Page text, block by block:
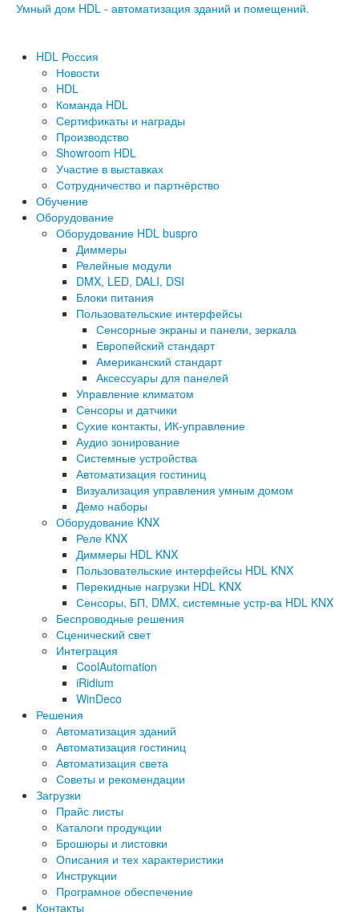
Умный дом HDL - автоматизация зданий и помещений.
HDL Россия
Новости
HDL
Команда HDL
Сертификаты и награды
Производство
Showroom HDL
Участие в выставках
Сотрудничество и партнёрство
Обучение
Оборудование
Оборудование HDL buspro
Диммеры
Релейные модули
DMX, LED, DALI, DSI
Блоки питания
Пользовательские интерфейсы
Сенсорные экраны и панели, зеркала
Европейский стандарт
Американский стандарт
Аксессуары для панелей
Управление климатом
Сенсоры и датчики
Сухие контакты, ИК-управление
Аудио зонирование
Системные устройства
Автоматизация гостиниц
Визуализация управления умным домом
Демо наборы
Оборудование KNX
Реле KNX
Диммеры HDL KNX
Пользовательские интерфейсы HDL KNX
Перекидные нагрузки HDL KNX
Сенсоры, БП, DMX, системные устр-ва HDL KNX
Беспроводные решения
Сценический свет
Интеграция
CoolAutomation
iRidium
WinDeco
Решения
Автоматизация зданий
Автоматизация гостиниц
Автоматизация света
Советы и рекомендации
Загрузки
Прайс листы
Каталоги продукции
Брошюры и листовки
Описания и тех характеристики
Инструкции
Програмное обеспечение
Контакты